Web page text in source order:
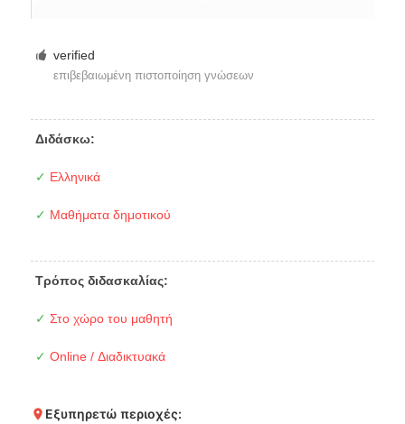
verified
επιβεβαιωμένη πιστοποίηση γνώσεων
Διδάσκω:
✓ Ελληνικά
✓ Μαθήματα δημοτικού
Τρόπος διδασκαλίας:
✓ Στο χώρο του μαθητή
✓ Online / Διαδικτυακά
Εξυπηρετώ περιοχές: